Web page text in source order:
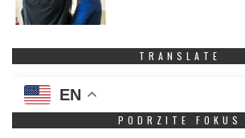
TRANSLATE
EN
PODRZITE FOKUS